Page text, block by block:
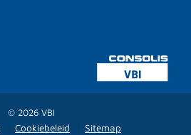
© 2026 VBI
Cookiebeleid Sitemap